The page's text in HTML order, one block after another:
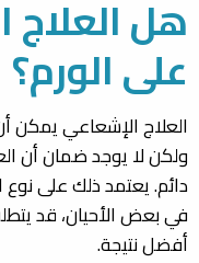
هل
على الورم؟
العلاج الإشعاعي يمكن
ولكن لا يوجد ضمان أن
دائم. يعتمد ذلك على نوع
في بعض الأحيان، قد
أفضل نتيجة.